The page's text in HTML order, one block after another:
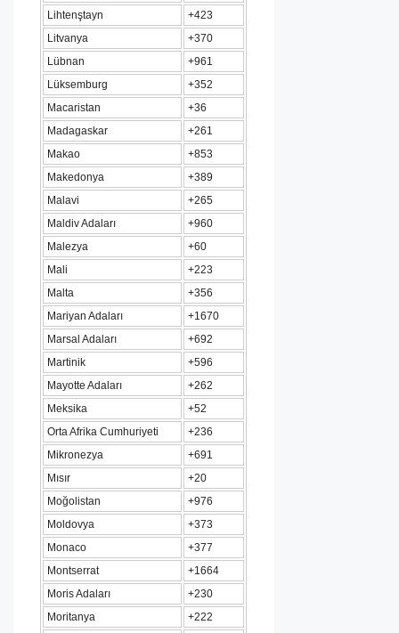
Lihtenştayn
+423
Litvanya
+370
Lübnan
+961
Lüksemburg
+352
Macaristan
+36
Madagaskar
+261
Makao
+853
Makedonya
+389
Malavi
+265
Maldiv Adaları
+960
Malezya
+60
Mali
+223
Malta
+356
Mariyan Adaları
+1670
Marsal Adaları
+692
Martinik
+596
Mayotte Adaları
+262
Meksika
+52
Orta Afrika Cumhuriyeti
+236
Mikronezya
+691
Mısır
+20
Moğolistan
+976
Moldovya
+373
Monaco
+377
Montserrat
+1664
Moris Adaları
+230
Moritanya
+222